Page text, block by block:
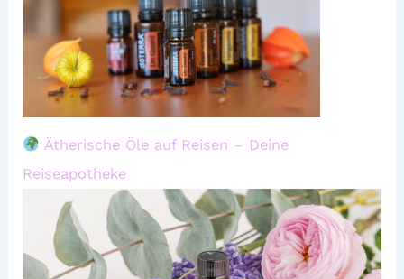
Ätherische Öle auf Reisen – Deine
Reiseapotheke